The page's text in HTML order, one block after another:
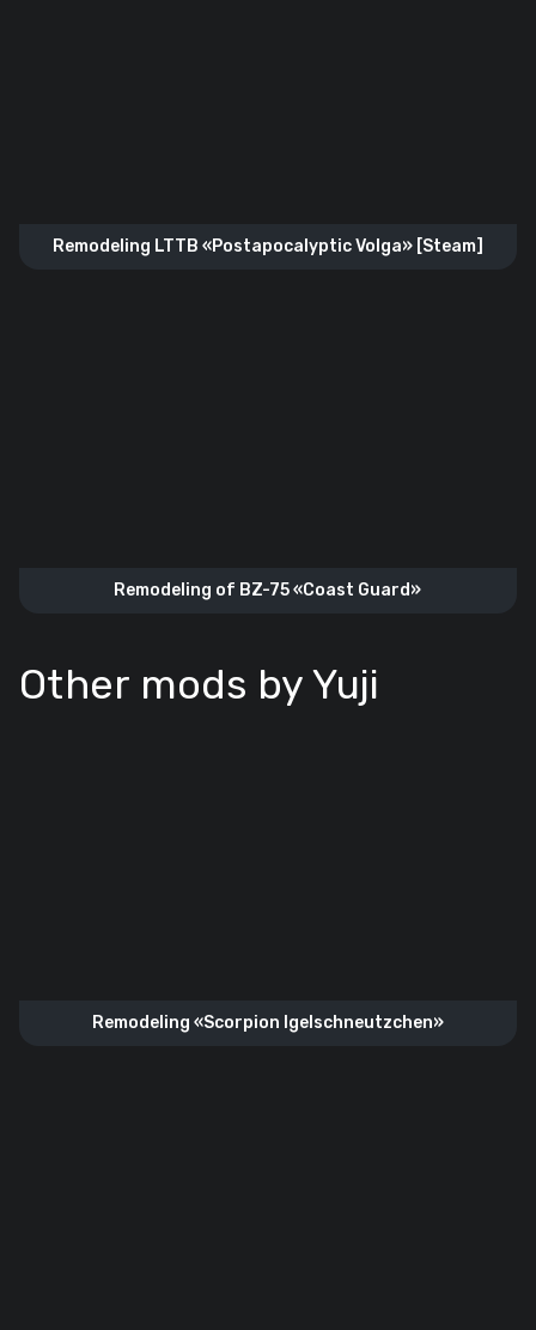
Remodeling LTTB «Postapocalyptic Volga» [Steam]
Remodeling of BZ-75 «Coast Guard»
Other mods by Yuji
Remodeling «Scorpion Igelschneutzchen»